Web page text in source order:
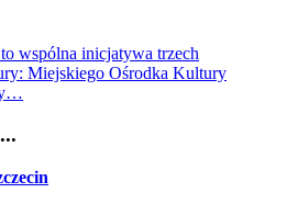
wspólna inicjatywa trzech
Miejskiego Ośrodka Kultury